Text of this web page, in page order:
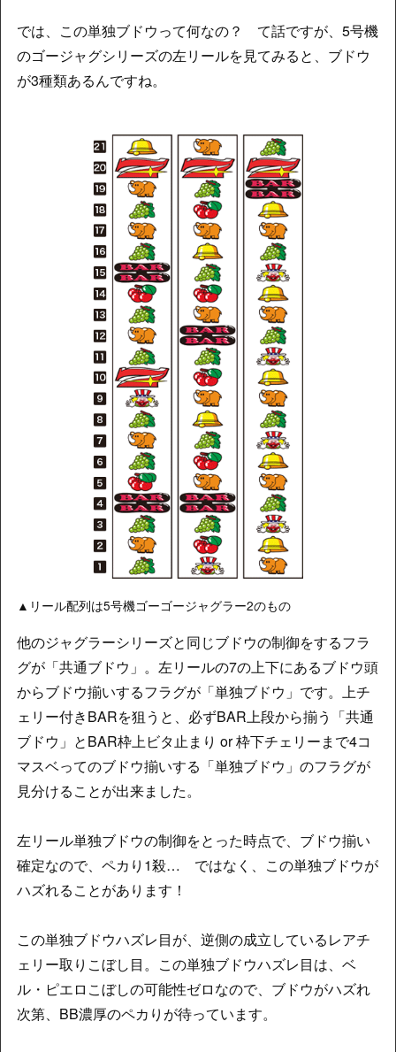
では、この単独ブドウって何なの？ て話ですが、5号機
のゴージャグシリーズの左リールを見てみると、ブドウ
が3種類あるんですね。
▲リール配列は5号機ゴーゴージャグラー2のもの
他のジャグラーシリーズと同じブドウの制御をするフラ
グが「共通ブドウ」。左リールの7の上下にあるブドウ頭
からブドウ揃いするフラグが「単独ブドウ」です。上チ
ェリー付きBARを狙うと、必ずBAR上段から揃う「共通
ブドウ」とBAR枠上ビタ止まり or 枠下チェリーまで4コ
マスベってのブドウ揃いする「単独ブドウ」のフラグが
見分けることが出来ました。
左リール単独ブドウの制御をとった時点で、ブドウ揃い
確定なので、ペカり1殺… ではなく、この単独ブドウが
ハズれることがあります！
この単独ブドウハズレ目が、逆側の成立しているレアチ
ェリー取りこぼし目。この単独ブドウハズレ目は、ベ
ル・ピエロこぼしの可能性ゼロなので、ブドウがハズれ
次第、BB濃厚のペカりが待っています。